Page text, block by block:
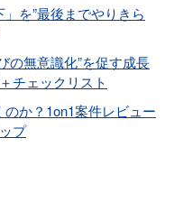
を”最後までやりきら
の無意識化”を促す成長
チェックリスト
か？1on1案件レビュー
プ